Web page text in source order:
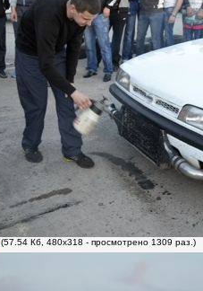
(57.54 Кб, 480x318 - просмотрено 1309 раз.)